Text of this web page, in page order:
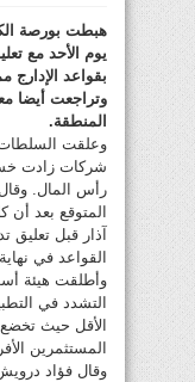
هبطت بورصة
يوم الأحد مع
بقواعد الإدارج
وتراجعت أيضا
المنطقة.
وعلقت السلطات
رأس المال.
المتوقع بعد أن
آذار قبل تعليق
القواعد في
وأطلقت هيئة
التشدد في
الأقل حيث تخضع
المستثمرين
وقال فؤاد